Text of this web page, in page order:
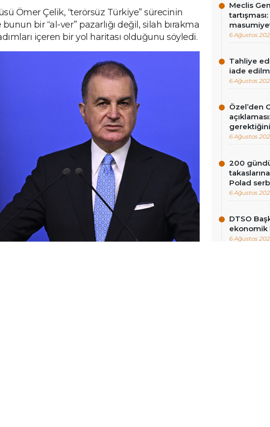
Ömer Çelik, “terörsüz Türkiye” sürecinin
bir “al-ver” pazarlığı değil, silah bırakma
içeren bir yol haritası olduğunu söyledi.
Meclis
6 Ağustos
Tahliye
iade
6 Ağustos
Özel’den
6 Ağustos
200
Polad
6 Ağustos
DTSO
ekonomik
6 Ağustos